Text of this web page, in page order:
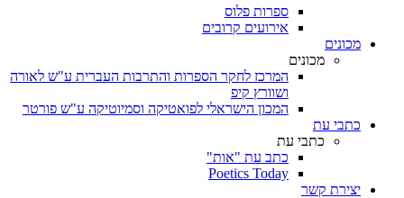
ספרות פלוס
אירועים קרובים
מכונים
מכונים
המרכז לחקר הספרות והתרבות העברית ע"ש לאורה
ושוורץ קיפ
המכון הישראלי לפואטיקה וסמיוטיקה ע"ש פורטר
כתבי עת
כתבי עת
כתב עת "אות"
Poetics Today
יצירת קשר